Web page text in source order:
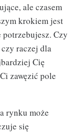
ale czasem
krokiem jest
Czy
raczej dla
Cię
zawęzić pole
rynku może
się